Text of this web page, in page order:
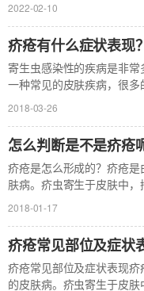
2022-02-10
疥疮有什么症状表现？
寄生虫感染性的疾病是非
一种常见的皮肤疾病，很
2018-03-26
怎么判断是不是疥疮
疥疮是怎么形成的？疥疮
肤病。疥虫寄生于皮肤中，
2018-01-17
疥疮常见部位及症状
疥疮常见部位及症状表现
的皮肤病。疥虫寄生于皮肤